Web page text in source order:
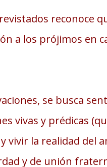
reconoce
a los prójimos en
se busca
vivas y prédicas
vivir la realidad del
y de unión